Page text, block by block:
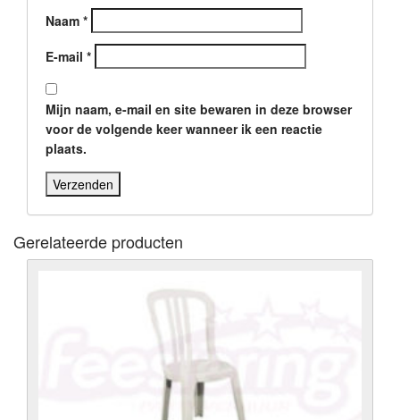
Naam *
E-mail *
Mijn naam, e-mail en site bewaren in deze browser
voor de volgende keer wanneer ik een reactie
plaats.
Gerelateerde producten